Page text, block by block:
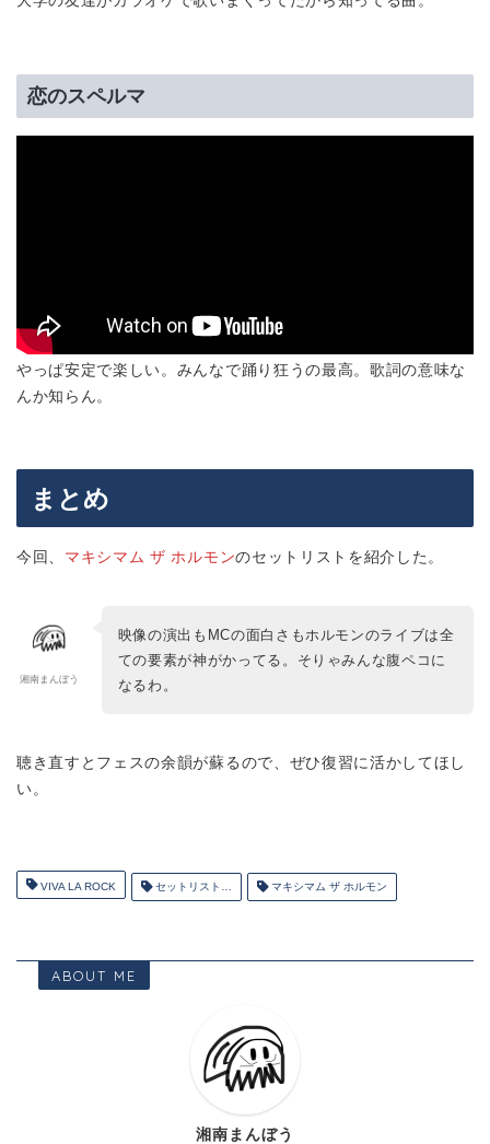
恋のスペルマ
やっぱ安定で楽しい。みんなで踊り狂うの最高。歌詞の意味な
んか知らん。
まとめ
今回、 マキシマム ザ ホルモンのセットリストを紹介した。
湘南まんぼう
映像の演出もMCの面白さもホルモンのライブは全
ての要素が神がかってる。そりゃみんな腹ペコに
なるわ。
聴き直すとフェスの余韻が蘇るので、ぜひ復習に活かしてほし
い。
VIVA LA ROCK セットリスト… マキシマム ザ ホルモン
ABOUT ME
湘南まんぼう